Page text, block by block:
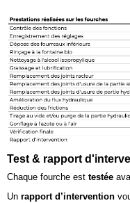
Test & rapport
Chaque fourche est testée
Un rapport d’intervention